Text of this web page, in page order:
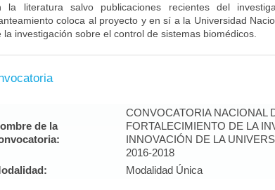
la literatura salvo publicaciones recientes del
coloca al proyecto y en sí a la Universidad
la investigación sobre el control de sistemas biomédicos.
de la
CONVOCATORIA NACIONAL
FORTALECIMIENTO DE LA
INNOVACIÓN DE LA
2016-2018
Modalidad Única